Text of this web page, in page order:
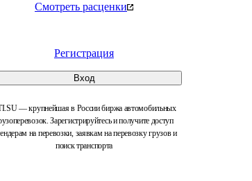
Смотреть расценки
Регистрация
Вход
— крупнейшая в России биржа автомобильных
Зарегистрируйтесь и получите доступ
на перевозки, заявкам на перевозку грузов и
поиск транспорта